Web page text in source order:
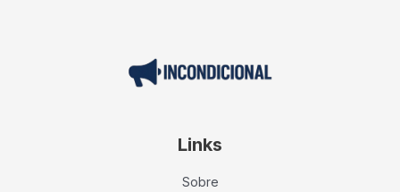
Links
Sobre